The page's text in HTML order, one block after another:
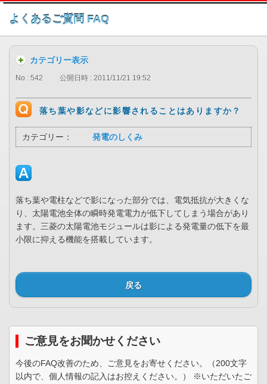
このページの本文へ
よくあるご質問 FAQ
カテゴリー表示
No : 542 公開日時 : 2011/11/21 19:52
落ち葉や影などに影響されることはありますか？
カテゴリー： 発電のしくみ
落ち葉や電柱などで影になった部分では、電気抵抗が大きくな
り、太陽電池全体の瞬時発電電力が低下してしまう場合があり
ます。三菱の太陽電池モジュールは影による発電量の低下を最
小限に抑える機能を搭載しています。
戻る
ご意見をお聞かせください
今後のFAQ改善のため、ご意見をお寄せください。（200文字
以内で、個人情報の記入はお控えください。） ※いただいたご